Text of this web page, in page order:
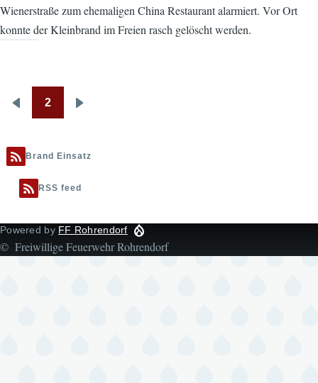
Wienerstraße zum ehemaligen China Restaurant alarmiert. Vor Ort
konnte der Kleinbrand im Freien rasch gelöscht werden.
Seitennummerierung
Vorherige
2
Brand Einsatz
RSS feed
Powered by FF Rohrendorf
© Freiwillige Feuerwehr Rohrendorf